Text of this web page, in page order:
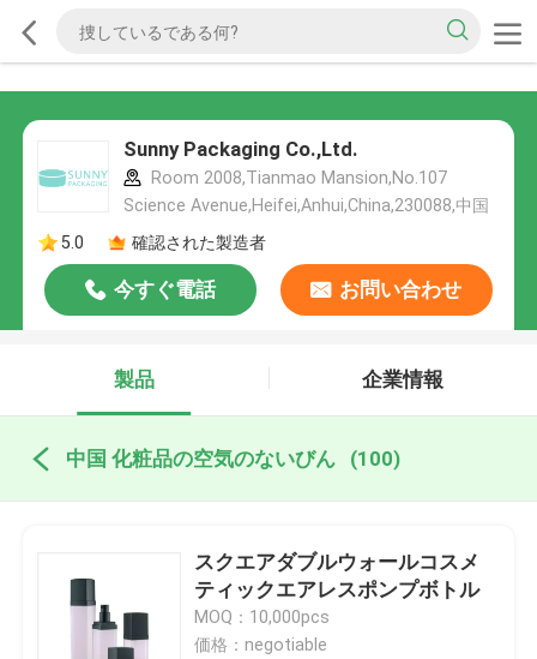
Sunny Packaging Co.,Ltd.
Room 2008,Tianmao Mansion,No.107
Science Avenue,Heifei,Anhui,China,230088,中国
5.0
確認された製造者
今すぐ電話 お問い合わせ
製品 企業情報
中国 化粧品の空気のないびん (100)
スクエアダブルウォールコスメ
ティックエアレスポンプボトル
MOQ：10,000pcs
価格：negotiable